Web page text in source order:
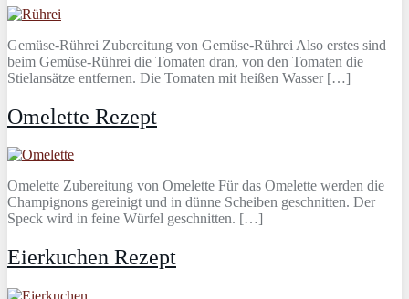
Gemüse-Rührei Zubereitung von Gemüse-Rührei Also erstes sind
beim Gemüse-Rührei die Tomaten dran, von den Tomaten die
Stielansätze entfernen. Die Tomaten mit heißen Wasser […]
Omelette Rezept
Omelette Zubereitung von Omelette Für das Omelette werden die
Champignons gereinigt und in dünne Scheiben geschnitten. Der
Speck wird in feine Würfel geschnitten. […]
Eierkuchen Rezept